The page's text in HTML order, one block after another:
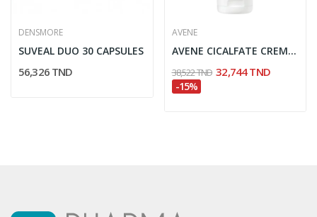
DENSMORE
SUVEAL DUO 30 CAPSULES
56,326 TND
AVENE
AVENE CICALFATE CREME MAINS 100ML
38,522 TND 32,744 TND
-15%